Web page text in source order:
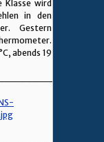
Klasse wird
in den
Gestern
abends 19